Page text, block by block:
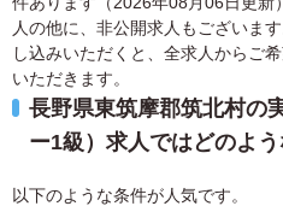
人の他に、非公開求人もございます
し込みいただくと、全求人からご
いただきます。
長野県東筑摩郡筑北村の
ー1級）求人ではどのよ
以下のような条件が人気です。